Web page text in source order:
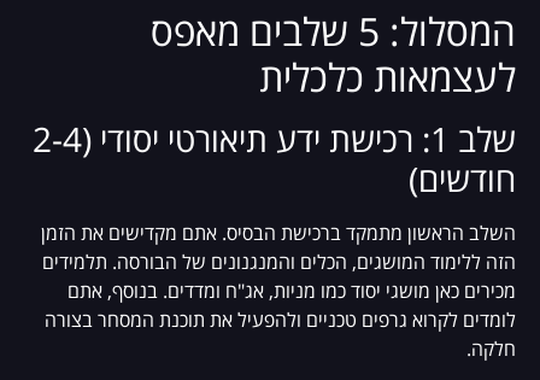
המסלול: 5 שלבים מאפס
לעצמאות כלכלית
שלב 1: רכישת ידע תיאורטי יסודי (2-4
חודשים)
השלב הראשון מתמקד ברכישת הבסיס. אתם מקדישים את הזמן
הזה ללימוד המושגים, הכלים והמנגנונים של הבורסה. תלמידים
מכירים כאן מושגי יסוד כמו מניות, אג"ח ומדדים. בנוסף, אתם
לומדים לקרוא גרפים טכניים ולהפעיל את תוכנת המסחר בצורה
חלקה.